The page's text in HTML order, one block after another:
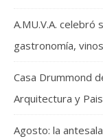
A.MU.V.A. celebró
gastronomía,
Casa Drummond
Arquitectura y
Agosto: la